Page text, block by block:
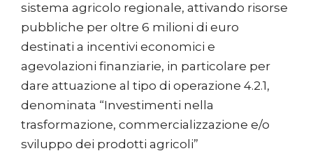
sistema agricolo regionale, attivando risorse
pubbliche per oltre 6 milioni di euro
destinati a incentivi economici e
agevolazioni finanziarie, in particolare per
dare attuazione al tipo di operazione 4.2.1,
denominata “Investimenti nella
trasformazione, commercializzazione e/o
sviluppo dei prodotti agricoli”